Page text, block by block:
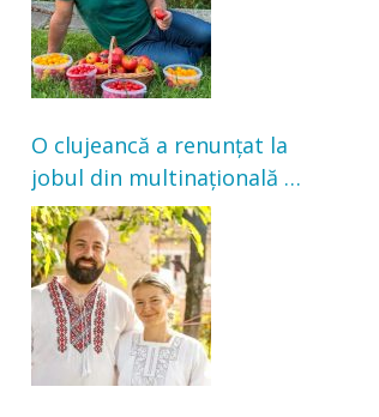
O clujeancă a renunțat la
jobul din multinațională și
s-a mutat la țară. Acum
cultivă legume în grădina
bunicilor